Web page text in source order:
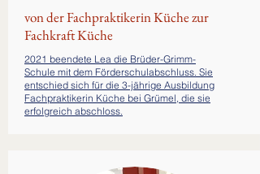
von der Fachpraktikerin Küche zur
Fachkraft Küche
2021 beendete Lea die Brüder-Grimm-
Schule mit dem Förderschulabschluss. Sie
entschied sich für die 3-jährige Ausbildung
Fachpraktikerin Küche bei Grümel, die sie
erfolgreich abschloss.